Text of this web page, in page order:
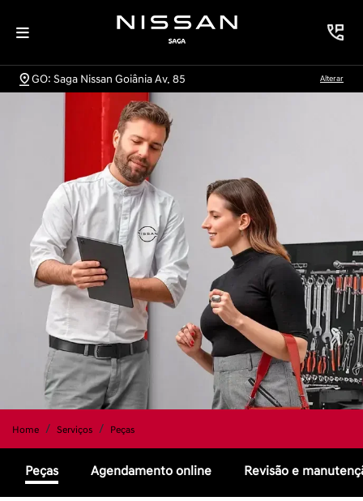
GO: Saga Nissan Goiânia Av. 85 Alterar
Home Serviços Peças
Agendamento online Revisão e
Peças